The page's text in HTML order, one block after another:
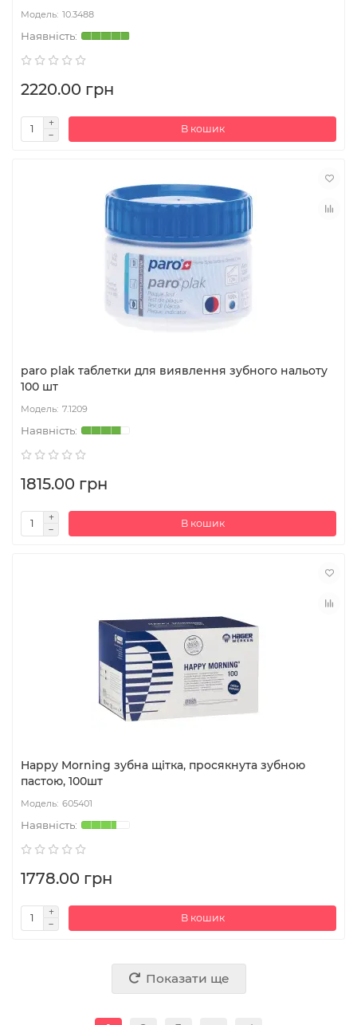
10.3488
2220.00 грн
В кошик
paro plak таблетки для виявлення зубного нальоту
100 шт
7.1209
1815.00 грн
В кошик
Happy Morning зубна щітка, просякнута зубною
пастою, 100шт
605401
1778.00 грн
В кошик
Показати ще